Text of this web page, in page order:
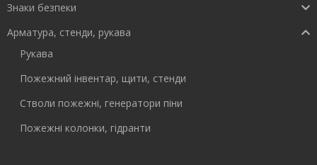
Знаки безпеки
Арматура, стенди, рукава
Рукава
Пожежний інвентар, щити, стенди
Стволи пожежні, генератори піни
Пожежні колонки, гідранти